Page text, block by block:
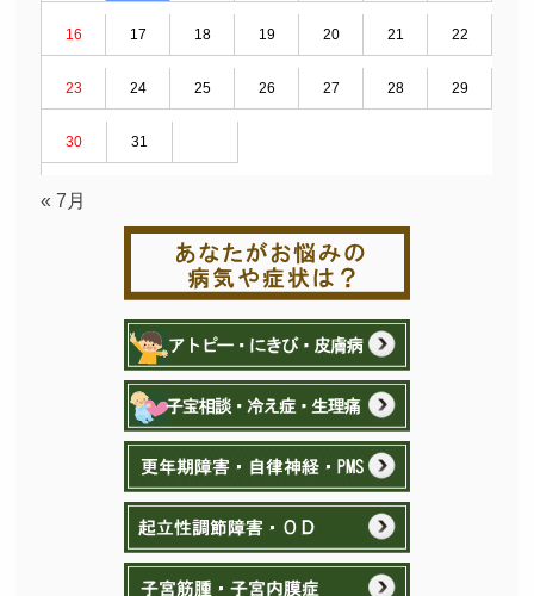
16 17 18 19 20 21 22
23 24 25 26 27 28 29
30 31
« 7月